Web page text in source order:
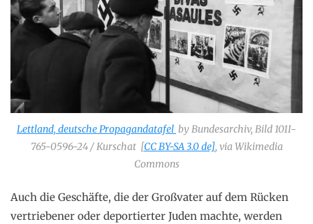
Lettland, deutsche Propagandatafel by Bundesarchiv, Bild 101I-
765-0596-24 / Kurschat [CC BY-SA 3.0 de], via Wikimedia
Commons
Auch die Geschäfte, die der Großvater auf dem Rücken
vertriebener oder deportierter Juden machte, werden